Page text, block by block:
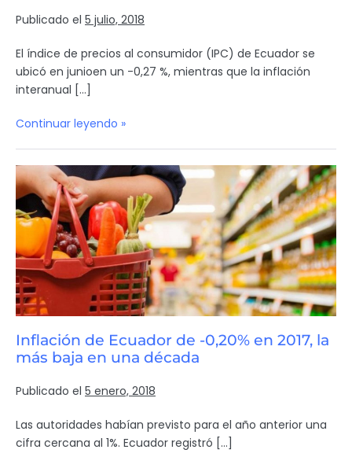
Publicado el 5 julio, 2018
El índice de precios al consumidor (IPC) de Ecuador se
ubicó en junioen un -0,27 %, mientras que la inflación
interanual […]
Continuar leyendo »
Inflación de Ecuador de -0,20% en 2017, la
más baja en una década
Publicado el 5 enero, 2018
Las autoridades habían previsto para el año anterior una
cifra cercana al 1%. Ecuador registró […]